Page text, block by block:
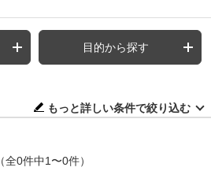
目的から探す
もっと詳しい条件で絞り込む
（全0件中1〜0件）